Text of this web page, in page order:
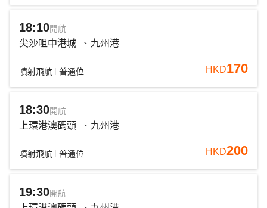
18:10開航
尖沙咀中港城 九州港
噴射飛航 普通位 HKD170
18:30開航
上環港澳碼頭 九州港
噴射飛航 普通位 HKD200
19:30開航